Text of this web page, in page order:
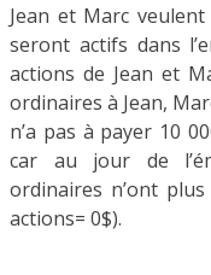
Jean et Marc
seront actifs dans
actions de Jean et
ordinaires à Jean,
n’a pas à payer 10
car au jour de
ordinaires n’ont
actions= 0$).